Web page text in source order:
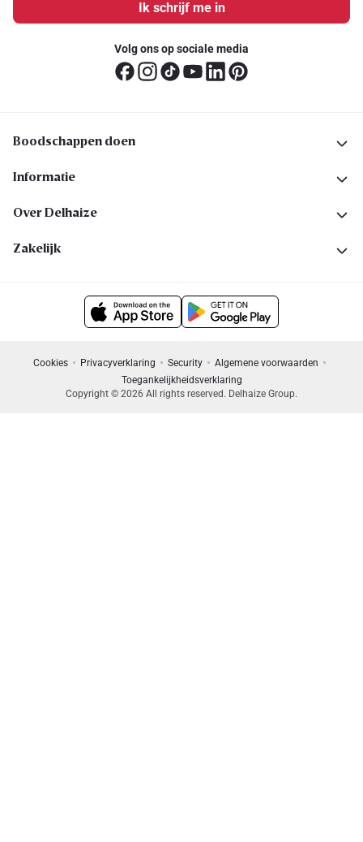
Ik schrijf me in
Volg ons op sociale media
Boodschappen doen
Informatie
Over Delhaize
Zakelijk
Cookies Privacyverklaring Security
Algemene voorwaarden
Toegankelijkheidsverklaring
Copyright © 2026 All rights reserved. Delhaize Group.